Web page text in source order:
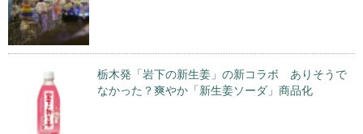
栃木発「岩下の新生姜」の新コラボ ありそうで
なかった？爽やか「新生姜ソーダ」商品化